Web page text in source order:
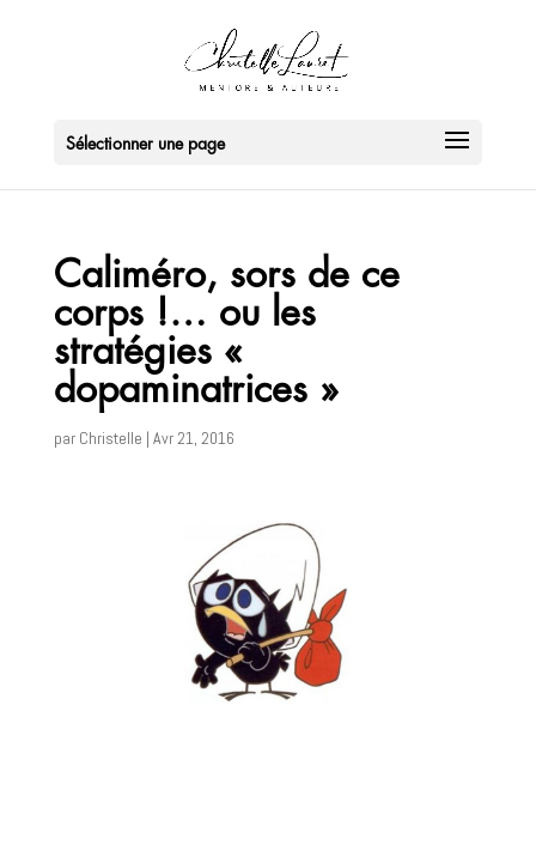
Sélectionner une page
Caliméro, sors de ce
corps !… ou les
stratégies «
dopaminatrices »
par Christelle | Avr 21, 2016